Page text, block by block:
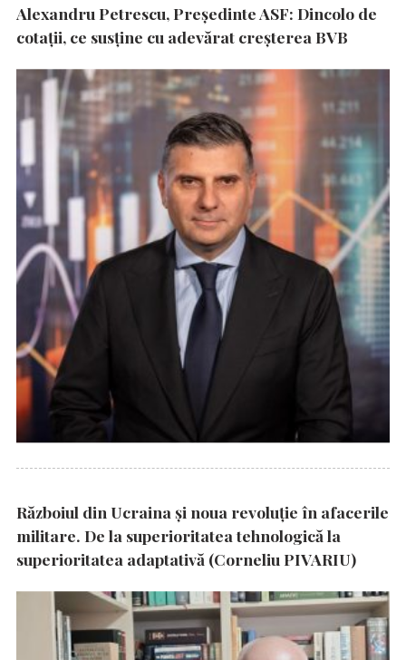
Alexandru Petrescu, Președinte ASF: Dincolo de
cotații, ce susține cu adevărat creșterea BVB
Războiul din Ucraina și noua revoluție în afacerile
militare. De la superioritatea tehnologică la
superioritatea adaptativă (Corneliu PIVARIU)